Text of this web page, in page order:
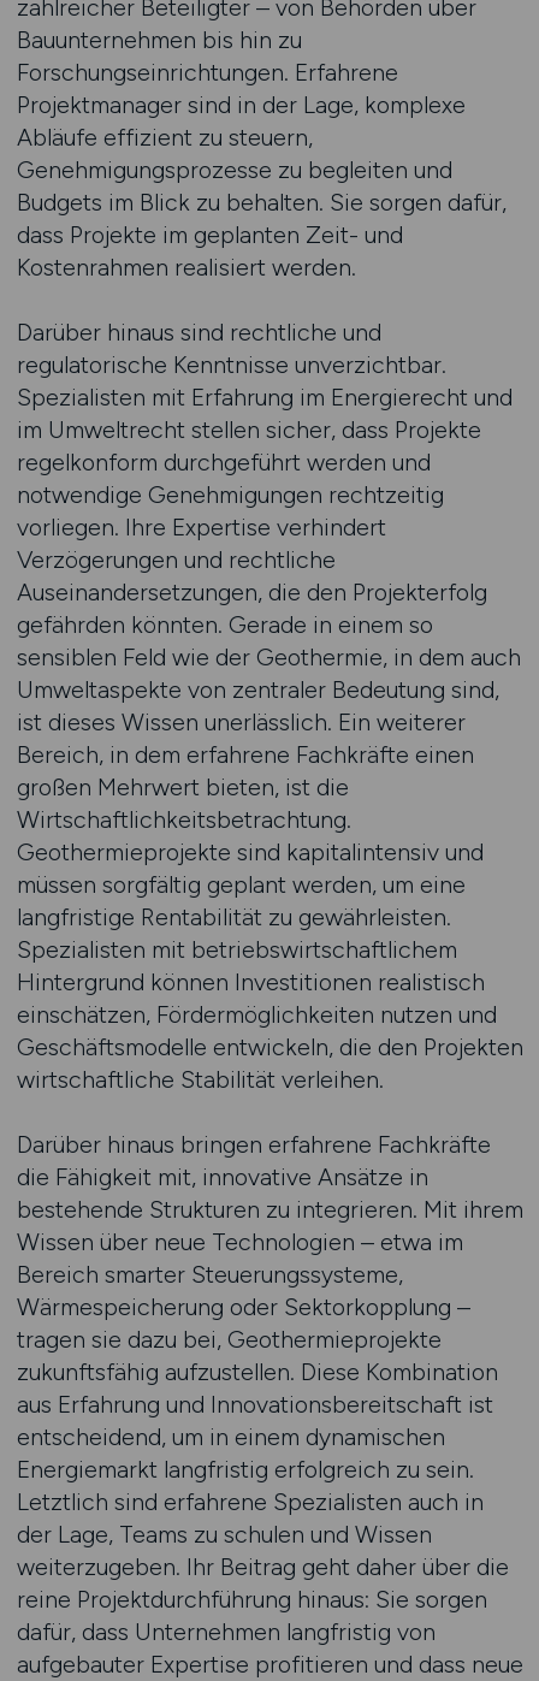
zahlreicher Beteiligter – von Behörden über
Bauunternehmen bis hin zu
Forschungseinrichtungen. Erfahrene
Projektmanager sind in der Lage, komplexe
Abläufe effizient zu steuern,
Genehmigungsprozesse zu begleiten und
Budgets im Blick zu behalten. Sie sorgen dafür,
dass Projekte im geplanten Zeit- und
Kostenrahmen realisiert werden.
Darüber hinaus sind rechtliche und
regulatorische Kenntnisse unverzichtbar.
Spezialisten mit Erfahrung im Energierecht und
im Umweltrecht stellen sicher, dass Projekte
regelkonform durchgeführt werden und
notwendige Genehmigungen rechtzeitig
vorliegen. Ihre Expertise verhindert
Verzögerungen und rechtliche
Auseinandersetzungen, die den Projekterfolg
gefährden könnten. Gerade in einem so
sensiblen Feld wie der Geothermie, in dem auch
Umweltaspekte von zentraler Bedeutung sind,
ist dieses Wissen unerlässlich. Ein weiterer
Bereich, in dem erfahrene Fachkräfte einen
großen Mehrwert bieten, ist die
Wirtschaftlichkeitsbetrachtung.
Geothermieprojekte sind kapitalintensiv und
müssen sorgfältig geplant werden, um eine
langfristige Rentabilität zu gewährleisten.
Spezialisten mit betriebswirtschaftlichem
Hintergrund können Investitionen realistisch
einschätzen, Fördermöglichkeiten nutzen und
Geschäftsmodelle entwickeln, die den Projekten
wirtschaftliche Stabilität verleihen.
Darüber hinaus bringen erfahrene Fachkräfte
die Fähigkeit mit, innovative Ansätze in
bestehende Strukturen zu integrieren. Mit ihrem
Wissen über neue Technologien – etwa im
Bereich smarter Steuerungssysteme,
Wärmespeicherung oder Sektorkopplung –
tragen sie dazu bei, Geothermieprojekte
zukunftsfähig aufzustellen. Diese Kombination
aus Erfahrung und Innovationsbereitschaft ist
entscheidend, um in einem dynamischen
Energiemarkt langfristig erfolgreich zu sein.
Letztlich sind erfahrene Spezialisten auch in
der Lage, Teams zu schulen und Wissen
weiterzugeben. Ihr Beitrag geht daher über die
reine Projektdurchführung hinaus: Sie sorgen
dafür, dass Unternehmen langfristig von
aufgebauter Expertise profitieren und dass neue